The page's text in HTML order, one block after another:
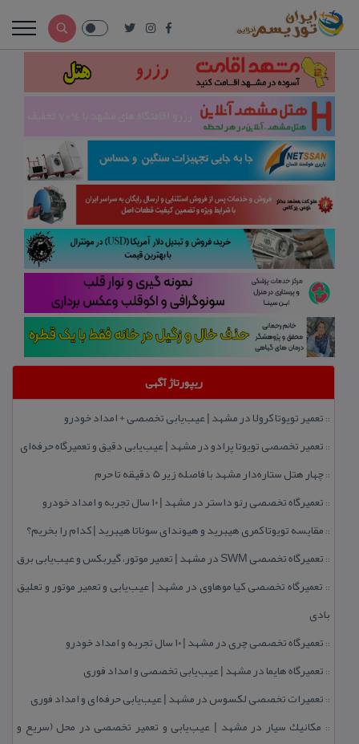
ریپورتاژ آگهی
:: تعمیر تویوتا كرولا در مشهد | عیب‌یابی تخصصی + امداد خودرو
:: تعمیر تخصصی تویوتا پرادو در مشهد | عیب‌یابی دقیق و تعمیرگاه حرفه‌ای
::چهار هتل‌ ستاره‌دار مشهد با فاصله زیر 5 دقیقه تا حرم
:: تعمیرگاه تخصصی رنو داستر در مشهد | ۱۰ سال تجربه و امداد خودرو
:: مقایسه تویوتا كمری هیبرید و هیوندای سوناتا هیبرید | كدام را بخریم؟
:: تعمیرگاه تخصصی SWM در مشهد | تعمیر موتور، گیربكس و عیب‌یابی برق
:: تعمیرگاه تخصصی كیا موهاوی در مشهد | عیب‌یابی و تعمیر موتور و تعلیق
بادی
:: تعمیرگاه تخصصی چری در مشهد | ۱۰ سال تجربه و امداد خودرو
:: تعمیرگاه هایما در مشهد | عیب‌یابی تخصصی و امداد فوری
:: تعمیرات تخصصی لكسوس در مشهد | عیب‌یابی حرفه‌ای و امداد فوری
:: مكانیك سیار در مشهد | عیب‌یابی و تعمیر تخصصی در محل (سریع و